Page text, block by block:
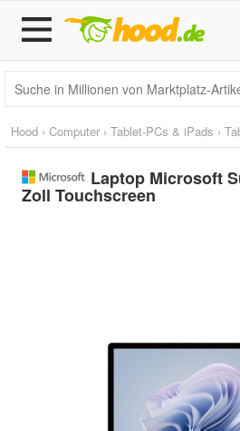
Hood › Computer › Tablet-PCs & iPads ›
Laptop Microsoft
Zoll Touchscreen